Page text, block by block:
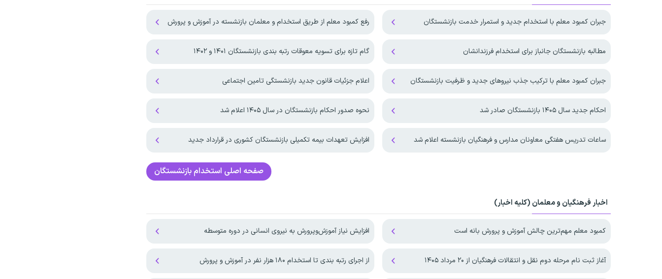
جبران کمبود معلم با استخدام جدید و استمرار خدمت بازنشستگان رفع کمبود معلم از طریق استخدام و معلمان بازنشسته در آموزش و پرورش
مطالبه بازنشستگان جانباز برای استخدام فرزندانشان گام تازه برای تسویه معوقات رتبه بندی بازنشستگان ۱۴۰۱ و ۱۴۰۲
جبران کمبود معلم با ترکیب جذب نیروهای جدید و ظرفیت بازنشستگان اعلام جزئیات قانون جدید بازنشستگی تامین اجتماعی
احکام جدید سال ۱۴۰۵ بازنشستگان صادر شد نحوه صدور احکام بازنشستگان در سال ۱۴۰۵ اعلام شد
ساعات تدریس هفتگی معاونان مدارس و فرهنگیان بازنشسته اعلام شد افزایش تعهدات بیمه‌ تکمیلی بازنشستگان کشوری در قرارداد جدید
صفحه اصلی استخدام بازنشستگان
اخبار فرهنگیان و معلمان (کلیه اخبار)
کمبود معلم مهم‌ترین چالش آموزش و پرورش بانه است افزایش نیاز آموزش‌وپرورش به نیروی انسانی در دوره متوسطه
آغاز ثبت نام مرحله دوم نقل و انتقالات فرهنگیان از ۲۰ مرداد ۱۴۰۵ از اجرای رتبه بندی تا استخدام ۱۸۰ هزار نفر در آموزش و پرورش